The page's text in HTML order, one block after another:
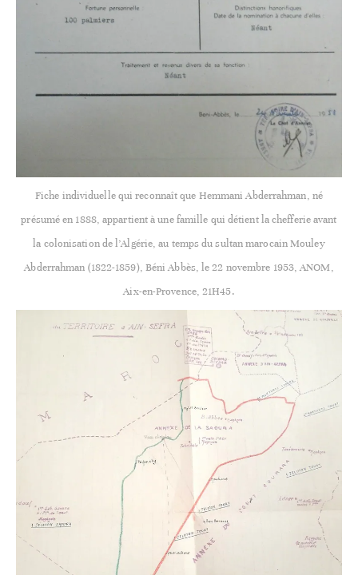
Fiche individuelle qui reconnaît que Hemmani Abderrahman, né
présumé en 1888, appartient à une famille qui détient la chefferie avant
la colonisation de l’Algérie, au temps du sultan marocain Mouley
Abderrahman (1822-1859), Béni Abbès, le 22 novembre 1953, ANOM,
Aix-en-Provence, 21H45.